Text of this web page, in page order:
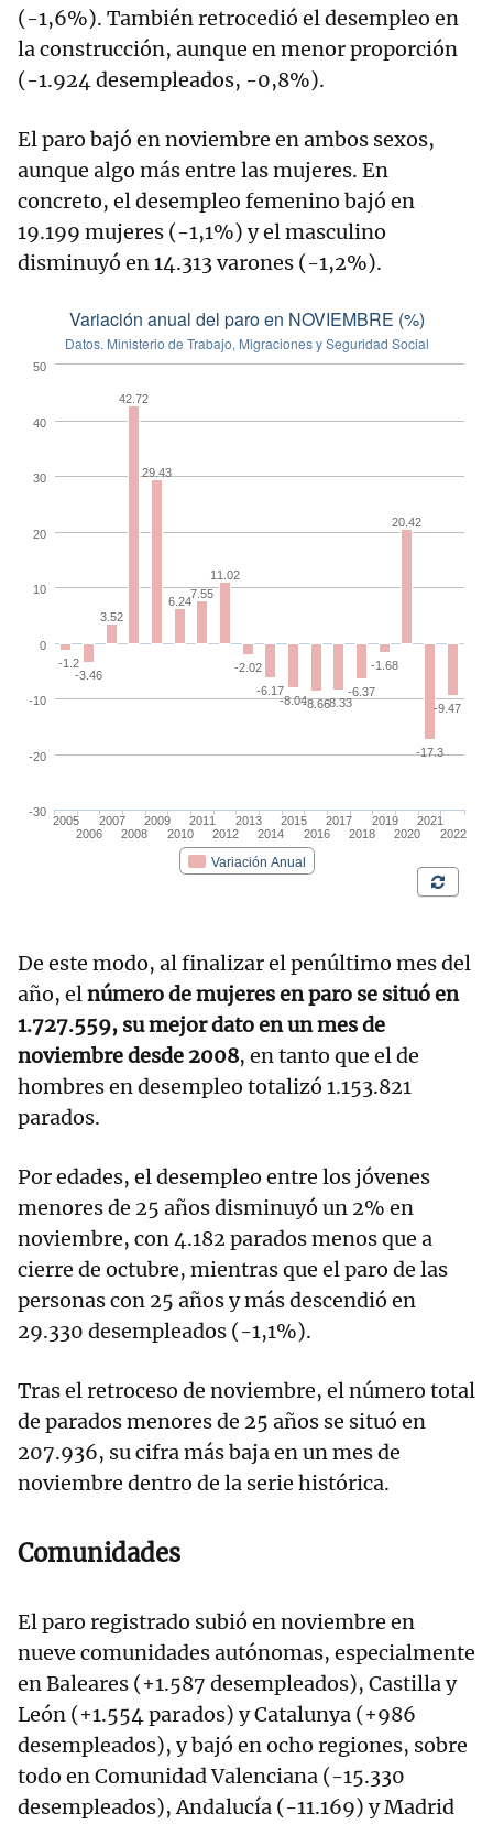
(-1,6%). También retrocedió el desempleo en
la construcción, aunque en menor proporción
(-1.924 desempleados, -0,8%).
El paro bajó en noviembre en ambos sexos,
aunque algo más entre las mujeres. En
concreto, el desempleo femenino bajó en
19.199 mujeres (-1,1%) y el masculino
disminuyó en 14.313 varones (-1,2%).
De este modo, al finalizar el penúltimo mes del
año, elnúmero de mujeres en paro se situó en
1.727.559, su mejor dato en un mes de
noviembre desde 2008, en tanto que el de
hombres en desempleo totalizó 1.153.821
parados.
Por edades, el desempleo entre los jóvenes
menores de 25 años disminuyó un 2% en
noviembre, con 4.182 parados menos que a
cierre de octubre, mientras que el paro de las
personas con 25 años y más descendió en
29.330 desempleados (-1,1%).
Tras el retroceso de noviembre, el número total
de parados menores de 25 años se situó en
207.936, su cifra más baja en un mes de
noviembre dentro de la serie histórica.
Comunidades
El paro registrado subió en noviembre en
nueve comunidades autónomas, especialmente
en Baleares (+1.587 desempleados), Castilla y
León (+1.554 parados) y Catalunya (+986
desempleados), y bajó en ocho regiones, sobre
todo en Comunidad Valenciana (-15.330
desempleados), Andalucía (-11.169) y Madrid